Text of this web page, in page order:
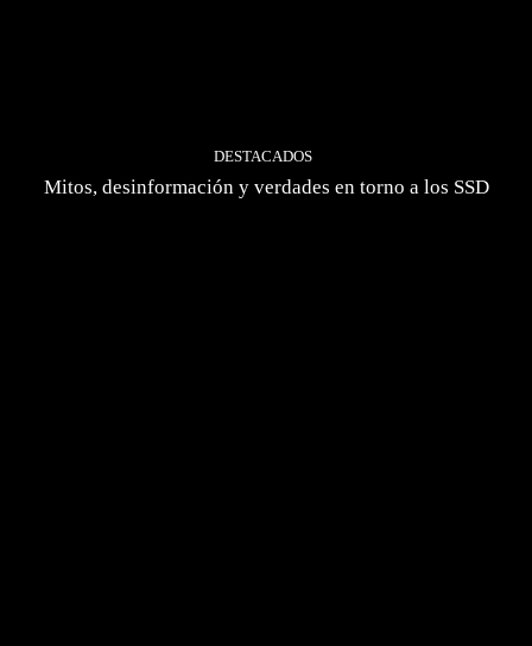
DESTACADOS
Mitos, desinformación y verdades en torno a los SSD